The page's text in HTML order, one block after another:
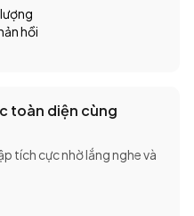
hồi
toàn diện cùng
tích cực nhờ lắng nghe và